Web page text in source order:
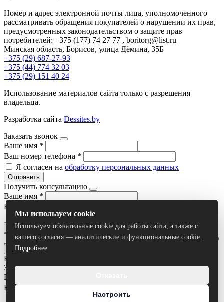
Номер и адрес электронной почты лица, уполномоченного
рассматривать обращения покупателей о нарушении их прав,
предусмотренных законодательством о защите прав
потребителей: +375 (177) 74 27 77 , boritorg@list.ru
Минская область, Борисов, улица Дёмина, 35Б
+375 (29) 687-27-93
+375 (44) 774 32 03
+375 (29) 151 40 24
Использование материалов сайта только с разрешения
владельца.
Разработка сайта Dessites.by
Заказать звонок
Ваше имя *
Ваш номер телефона *
Я согласен на обработку персональных данных
Отправить
Получить консультацию
Ваше имя *
Ваш номер телефона
Я согласен наобработку персональных данных
Отправить
Умный поиск(тестовый режим)
Все результаты
Задать вопрос
Ваше имя
Ваш номер телефона
Мы используем cookie
Используем обязательные cookie для работы сайта, а также с
вашего согласия — аналитические и функциональные cookie.
Подробнее
Настроить